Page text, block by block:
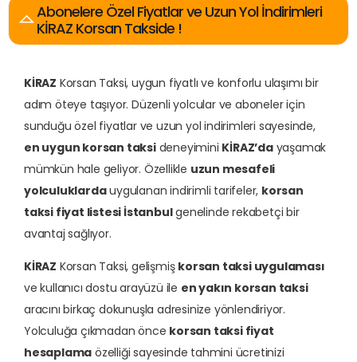
Abonelere Özel Fiyatlar ve Uzun Yol İndirimleri
KİRAZ Korsan Takside !
KİRAZ Korsan Taksi, uygun fiyatlı ve konforlu ulaşımı bir
adım öteye taşıyor. Düzenli yolcular ve aboneler için
sunduğu özel fiyatlar ve uzun yol indirimleri sayesinde,
en uygun korsan taksideneyimini KİRAZ’dayaşamak
mümkün hale geliyor. Özellikle uzun mesafeli
yolculuklardauygulanan indirimli tarifeler, korsan
taksi fiyat listesi İstanbulgenelinde rekabetçi bir
avantaj sağlıyor.
KİRAZ Korsan Taksi, gelişmiş korsan taksi uygulaması
ve kullanıcı dostu arayüzü ile en yakın korsan taksi
aracını birkaç dokunuşla adresinize yönlendiriyor.
Yolculuğa çıkmadan önce korsan taksi fiyat
hesaplama özelliği sayesinde tahmini ücretinizi